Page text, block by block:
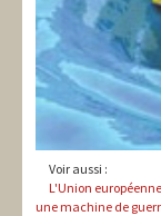
Voir aussi :
L'Union
une machine de